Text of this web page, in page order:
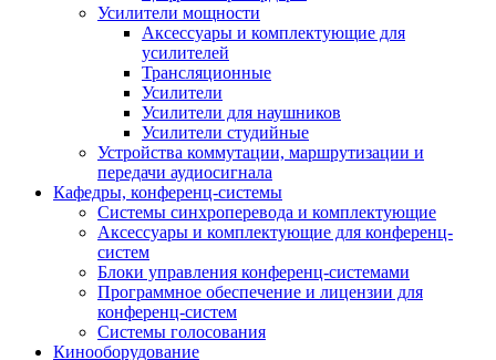
Усилители мощности
Аксессуары и комплектующие для
усилителей
Трансляционные
Усилители
Усилители для наушников
Усилители студийные
Устройства коммутации, маршрутизации и
передачи аудиосигнала
Кафедры, конференц-системы
Cистемы синхроперевода и комплектующие
Аксессуары и комплектующие для конференц-
систем
Блоки управления конференц-системами
Программное обеспечение и лицензии для
конференц-систем
Системы голосования
Кинооборудование